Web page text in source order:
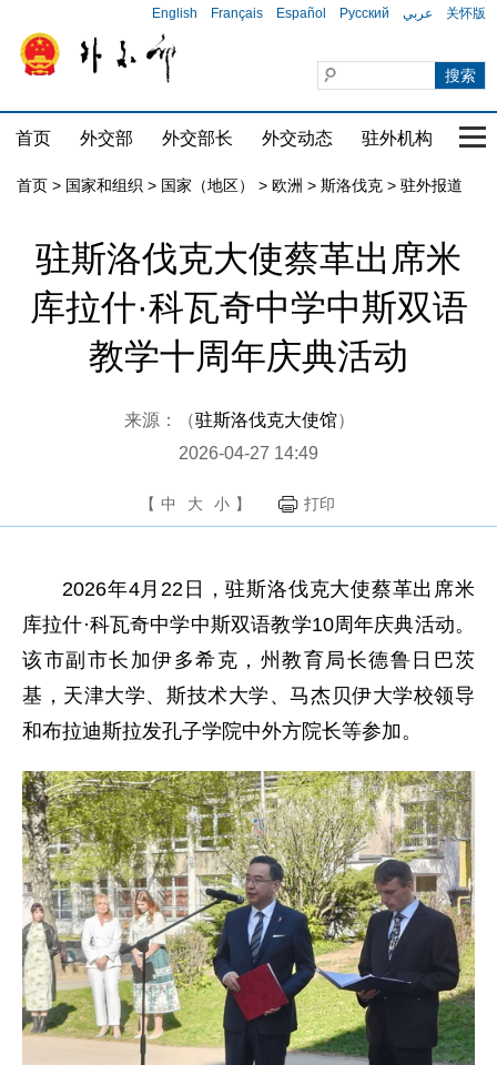
English Français Español Русский عربي 关怀版
首页 外交部 外交部长 外交动态 驻外机构 国
首页 > 国家和组织 > 国家（地区） > 欧洲 > 斯洛伐克 > 驻外报道
驻斯洛伐克大使蔡革出席米
库拉什·科瓦奇中学中斯双语
教学十周年庆典活动
来源：（驻斯洛伐克大使馆）
2026-04-27 14:49
【 中 大 小 】 打印
2026年4月22日，驻斯洛伐克大使蔡革出席米
库拉什·科瓦奇中学中斯双语教学10周年庆典活动。
该市副市长加伊多希克，州教育局长德鲁日巴茨
基，天津大学、斯技术大学、马杰贝伊大学校领导
和布拉迪斯拉发孔子学院中外方院长等参加。